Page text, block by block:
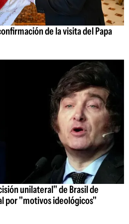
de la visita del Papa
unilateral" de Brasil de
por "motivos ideológicos"